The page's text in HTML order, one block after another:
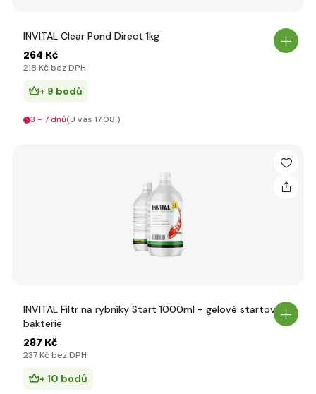
INVITAL Clear Pond Direct 1kg
264 Kč
218 Kč bez DPH
+ 9 bodů
3 - 7 dnů(U vás 17.08.)
INVITAL Filtr na rybníky Start 1000ml - gelové startovací
bakterie
287 Kč
237 Kč bez DPH
+ 10 bodů